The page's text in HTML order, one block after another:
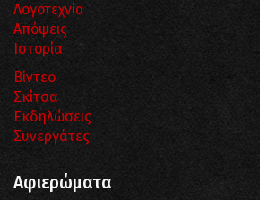
Λογοτεχνία
Απόψεις
Ιστορία
Βίντεο
Σκίτσα
Εκδηλώσεις
Συνεργάτες
Αφιερώματα